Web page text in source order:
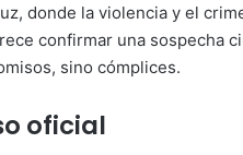
donde la violencia y el
confirmar una sospecha
sino cómplices.
oficial